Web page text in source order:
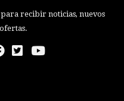
para recibir noticias, nuevos